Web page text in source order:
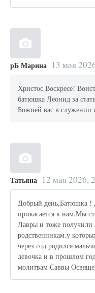
рБ Марина 13 мая
Христос Воскресе!
батюшка Леонид за
Божией вас в служении
Татьяна 12 мая 2026,
Добрый день,Батюшка !
прикасается к нам.Мы
Лавры и тоже получили
родственникам.у
через год родился
девочка и в прошлом
молитвам Саввы